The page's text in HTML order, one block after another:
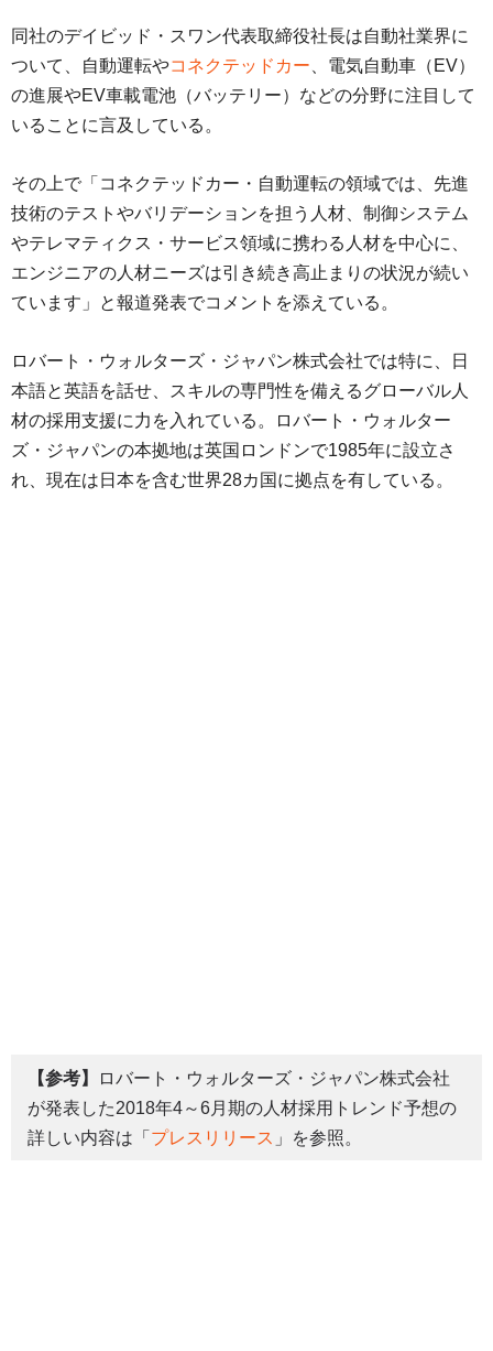
同社のデイビッド・スワン代表取締役社長は自動社業界に
ついて、自動運転やコネクテッドカー 、電気自動車（EV）
の進展やEV車載電池（バッテリー）などの分野に注目して
いることに言及している。
その上で「コネクテッドカー・自動運転の領域では、先進
技術のテストやバリデーションを担う人材、制御システム
やテレマティクス・サービス領域に携わる人材を中心に、
エンジニアの人材ニーズは引き続き高止まりの状況が続い
ています」と報道発表でコメントを添えている。
ロバート・ウォルターズ・ジャパン株式会社では特に、日
本語と英語を話せ、スキルの専門性を備えるグローバル人
材の採用支援に力を入れている。ロバート・ウォルター
ズ・ジャパンの本拠地は英国ロンドンで1985年に設立さ
れ、現在は日本を含む世界28カ国に拠点を有している。
【参考】
ロバート・ウォルターズ・ジャパン株式会社
が発表した2018年4～6月期の人材採用トレンド予想の
詳しい内容は「 プレスリリース 」を参照。